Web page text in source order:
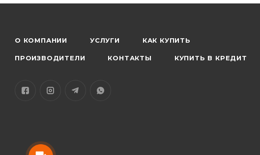
О КОМПАНИИ УСЛУГИ КАК КУПИТЬ
ПРОИЗВОДИТЕЛИ КОНТАКТЫ КУПИТЬ В КРЕДИТ